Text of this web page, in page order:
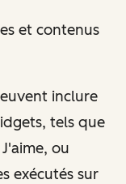
et contenus
inclure
tels que
ou
exécutés sur